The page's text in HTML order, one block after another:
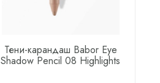
Тени-карандаш Babor Eye
Shadow Pencil 08 Highlights